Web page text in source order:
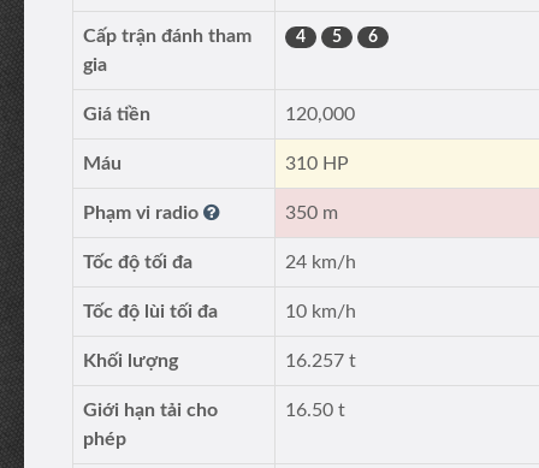
Cấp trận đánh tham
gia
4 5 6
Giá tiền 120,000
Máu 310 HP
Phạm vi radio 350 m
Tốc độ tối đa 24 km/h
Tốc độ lùi tối đa 10 km/h
Khối lượng 16.257 t
Giới hạn tải cho
phép
16.50 t